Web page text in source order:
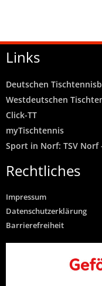
Links
Deutschen
Westdeutschen
Click-TT
myTischtennis
Sport in Norf: TSV
Rechtliches
Impressum
Datenschutzerklärung
Barrierefreiheit